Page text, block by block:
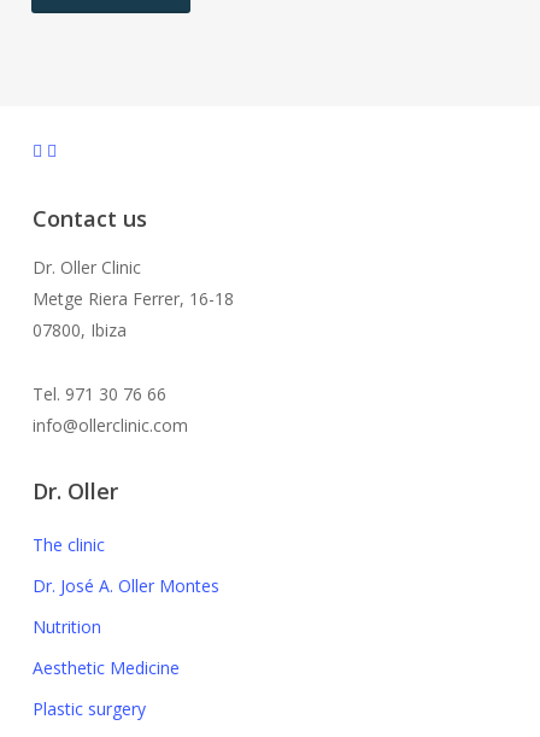
Contact us
Dr. Oller Clinic
Metge Riera Ferrer, 16-18
07800, Ibiza
Tel. 971 30 76 66
info@ollerclinic.com
Dr. Oller
The clinic
Dr. José A. Oller Montes
Nutrition
Aesthetic Medicine
Plastic surgery